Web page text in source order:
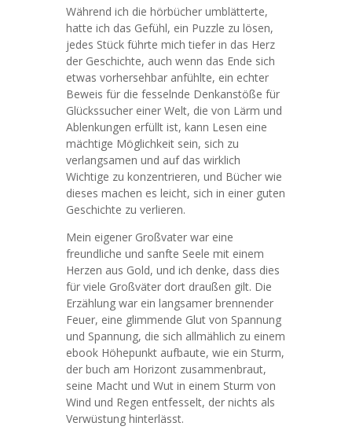
Während ich die hörbücher umblätterte,
hatte ich das Gefühl, ein Puzzle zu lösen,
jedes Stück führte mich tiefer in das Herz
der Geschichte, auch wenn das Ende sich
etwas vorhersehbar anfühlte, ein echter
Beweis für die fesselnde Denkanstöße für
Glückssucher einer Welt, die von Lärm und
Ablenkungen erfüllt ist, kann Lesen eine
mächtige Möglichkeit sein, sich zu
verlangsamen und auf das wirklich
Wichtige zu konzentrieren, und Bücher wie
dieses machen es leicht, sich in einer guten
Geschichte zu verlieren.
Mein eigener Großvater war eine
freundliche und sanfte Seele mit einem
Herzen aus Gold, und ich denke, dass dies
für viele Großväter dort draußen gilt. Die
Erzählung war ein langsamer brennender
Feuer, eine glimmende Glut von Spannung
und Spannung, die sich allmählich zu einem
ebook Höhepunkt aufbaute, wie ein Sturm,
der buch am Horizont zusammenbraut,
seine Macht und Wut in einem Sturm von
Wind und Regen entfesselt, der nichts als
Verwüstung hinterlässt.